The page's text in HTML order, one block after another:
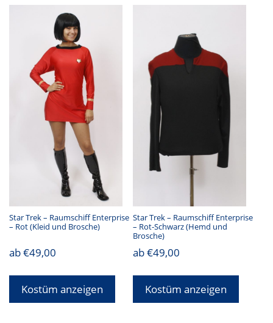
Star Trek – Raumschiff Enterprise
– Rot (Kleid und Brosche)
ab€49,00
Kostüm anzeigen
Star Trek – Raumschiff Enterprise
– Rot-Schwarz (Hemd und
Brosche)
ab€49,00
Kostüm anzeigen